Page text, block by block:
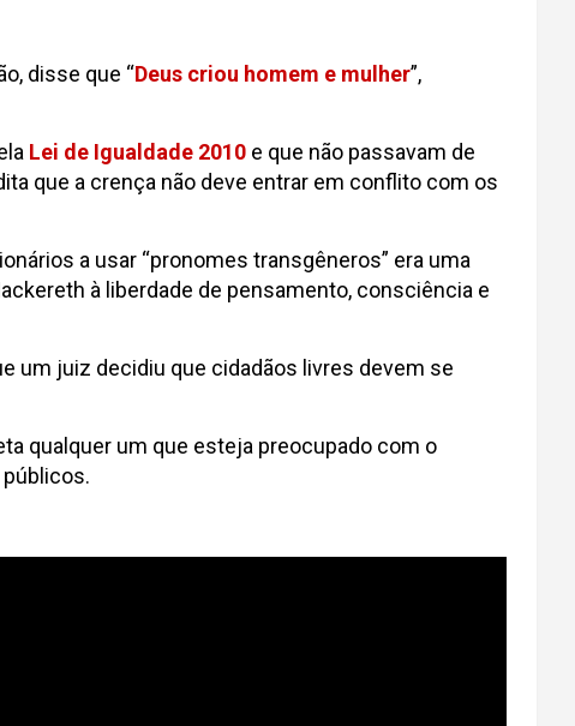
disse que “Deus criou homem e mulher”,
Lei de Igualdade 2010 e que não passavam de
que a crença não deve entrar em conflito com os
a usar “pronomes transgêneros” era uma
à liberdade de pensamento, consciência e
um juiz decidiu que cidadãos livres devem se
qualquer um que esteja preocupado com o